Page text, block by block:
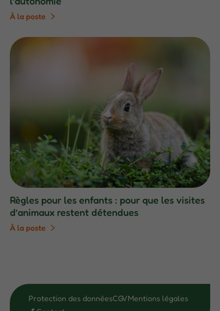
À la poste
Règles pour les enfants : pour que les visites
d’animaux restent détendues
À la poste
Protection des donnéesCGVMentions légales